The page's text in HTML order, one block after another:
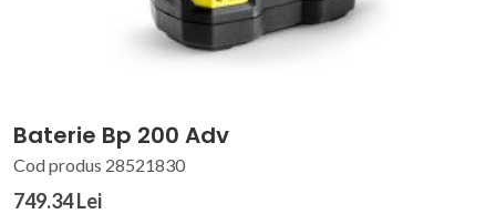
Baterie Bp 200 Adv
Cod produs 28521830
749.34 Lei